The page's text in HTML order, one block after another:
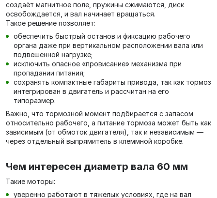
создаёт магнитное поле, пружины сжимаются, диск
освобождается, и вал начинает вращаться.
Такое решение позволяет:
обеспечить быстрый останов и фиксацию рабочего
органа даже при вертикальном расположении вала или
подвешенной нагрузке;
исключить опасное «провисание» механизма при
пропадании питания;
сохранять компактные габариты привода, так как тормоз
интегрирован в двигатель и рассчитан на его
типоразмер.
Важно, что тормозной момент подбирается с запасом
относительно рабочего, а питание тормоза может быть как
зависимым (от обмоток двигателя), так и независимым —
через отдельный выпрямитель в клеммной коробке.
Чем интересен диаметр вала 60 мм
Такие моторы:
уверенно работают в тяжёлых условиях, где на вал